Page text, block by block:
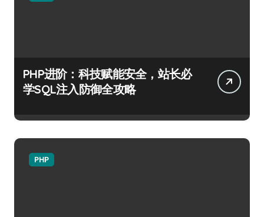
PHP进阶：科技赋能安全，站长必
学SQL注入防御全攻略
PHP